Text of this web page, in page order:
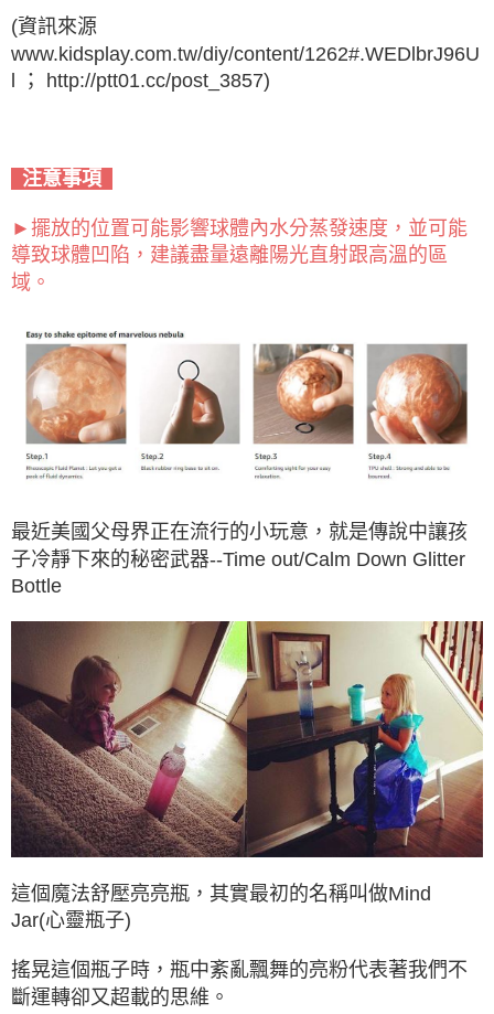
(資訊來源
www.kidsplay.com.tw/diy/content/1262#.WEDlbrJ96U
l ； http://ptt01.cc/post_3857)
注意事項
►擺放的位置可能影響球體內水分蒸發速度，並可能
導致球體凹陷，建議盡量遠離陽光直射跟高溫的區
域。
最近美國父母界正在流行的小玩意，就是傳說中讓孩
子冷靜下來的秘密武器--Time out/Calm Down Glitter
Bottle
這個魔法舒壓亮亮瓶，其實最初的名稱叫做Mind
Jar(心靈瓶子)
搖晃這個瓶子時，瓶中紊亂飄舞的亮粉代表著我們不
斷運轉卻又超載的思維。